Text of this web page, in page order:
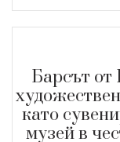
Барсът от
като
музей в